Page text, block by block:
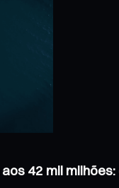
42 mil